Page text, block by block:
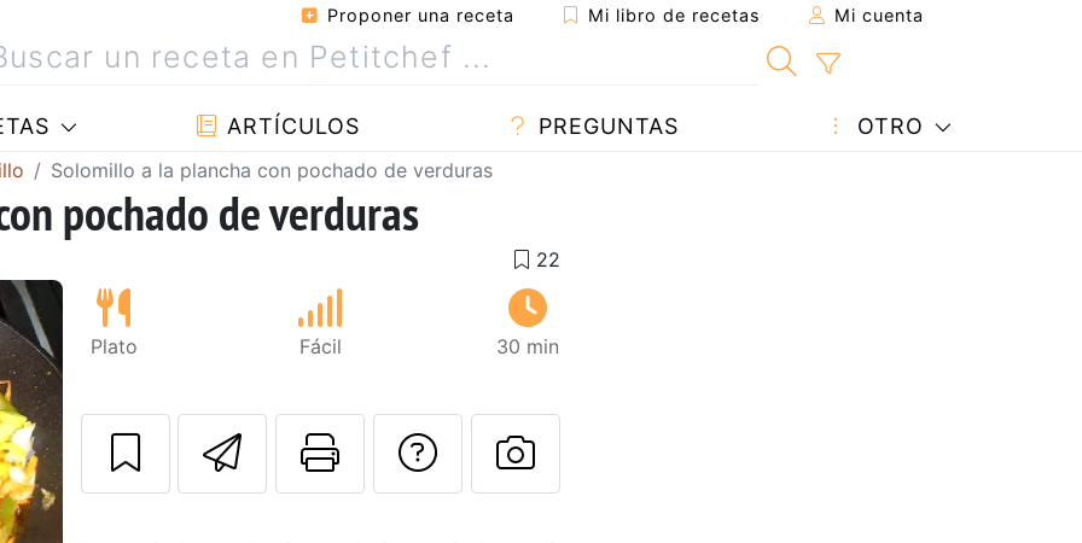
Proponer una receta Mi libro de recetas Mi cuenta
ARTÍCULOS PREGUNTAS OTRO
Solomillo a la plancha con pochado de verduras
pochado de verduras
Siguiente
Plato Fácil 30 min
Enviar esta receta a un amigo
Imprimir esta página
Preguntar al autor
Publicar la foto de esta receta